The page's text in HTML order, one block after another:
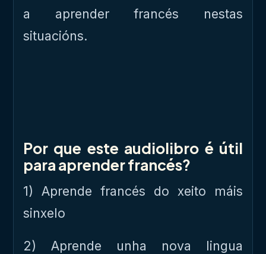
a aprender francés nestas
situacións.
Por que este audiolibro é útil
para aprender francés?
1) Aprende francés do xeito máis
sinxelo
2) Aprende unha nova lingua